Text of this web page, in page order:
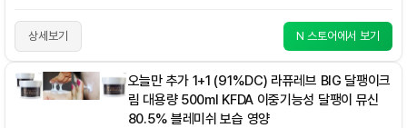
상세보기 N 스토어에서 보기
오늘만 추가 1+1 (91%DC) 라퓨레브 BIG 달팽이크
림 대용량 500ml KFDA 이중기능성 달팽이 뮤신
80.5% 블레미쉬 보습 영양